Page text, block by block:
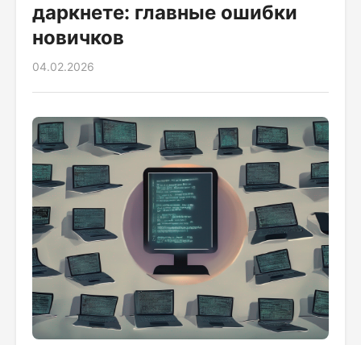
даркнете: главные ошибки
новичков
04.02.2026